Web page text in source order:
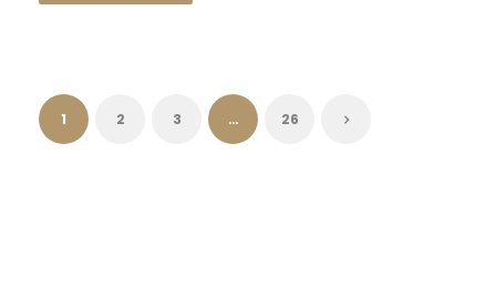
1 2 3 … 26